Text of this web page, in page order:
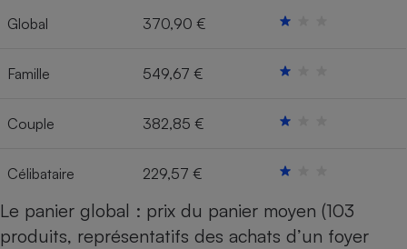
Global 370,90 €
Famille 549,67 €
Couple 382,85 €
Célibataire 229,57 €
Le panier global : prix du panier moyen (103
produits, représentatifs des achats d’un foyer